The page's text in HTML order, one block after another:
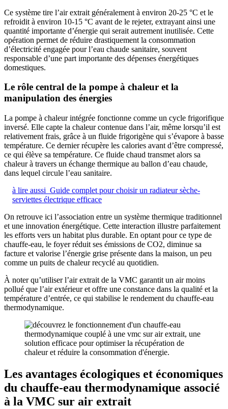
Ce système tire l’air extrait généralement à environ 20-25 °C et le
refroidit à environ 10-15 °C avant de le rejeter, extrayant ainsi une
quantité importante d’énergie qui serait autrement inutilisée. Cette
opération permet de réduire drastiquement la consommation
d’électricité engagée pour l’eau chaude sanitaire, souvent
responsable d’une part importante des dépenses énergétiques
domestiques.
Le rôle central de la pompe à chaleur et la
manipulation des énergies
La pompe à chaleur intégrée fonctionne comme un cycle frigorifique
inversé. Elle capte la chaleur contenue dans l’air, même lorsqu’il est
relativement frais, grâce à un fluide frigorigène qui s’évapore à basse
température. Ce dernier récupère les calories avant d’être compressé,
ce qui élève sa température. Ce fluide chaud transmet alors sa
chaleur à travers un échange thermique au ballon d’eau chaude,
dans lequel circule l’eau sanitaire.
à lire aussi Guide complet pour choisir un radiateur sèche-
serviettes électrique efficace
On retrouve ici l’association entre un système thermique traditionnel
et une innovation énergétique. Cette interaction illustre parfaitement
les efforts vers un habitat plus durable. En optant pour ce type de
chauffe-eau, le foyer réduit ses émissions de CO2, diminue sa
facture et valorise l’énergie grise présente dans la maison, un peu
comme un puits de chaleur recyclé au quotidien.
À noter qu’utiliser l’air extrait de la VMC garantit un air moins
pollué que l’air extérieur et offre une constance dans la qualité et la
température d’entrée, ce qui stabilise le rendement du chauffe-eau
thermodynamique.
Les avantages écologiques et économiques
du chauffe-eau thermodynamique associé
à la VMC sur air extrait